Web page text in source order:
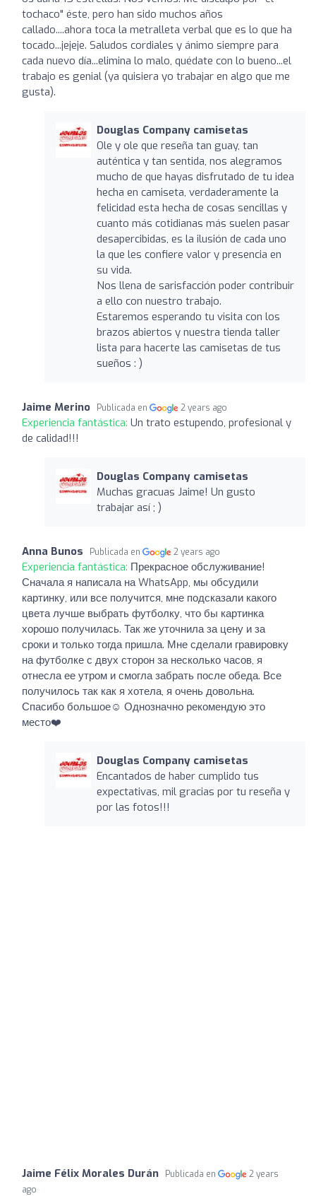
tochaco" éste, pero han sido muchos años
callado....ahora toca la metralleta verbal que es lo que ha
tocado...jejeje. Saludos cordiales y ánimo siempre para
cada nuevo día...elimina lo malo, quédate con lo bueno...el
trabajo es genial (ya quisiera yo trabajar en algo que me
gusta).
Douglas Company camisetas
Ole y ole que reseña tan guay, tan
auténtica y tan sentida, nos alegramos
mucho de que hayas disfrutado de tu idea
hecha en camiseta, verdaderamente la
felicidad esta hecha de cosas sencillas y
cuanto más cotidianas más suelen pasar
desapercibidas, es la ilusión de cada uno
la que les confiere valor y presencia en
su vida.
Nos llena de sarisfacción poder contribuir
a ello con nuestro trabajo.
Estaremos esperando tu visita con los
brazos abiertos y nuestra tienda taller
lista para hacerte las camisetas de tus
sueños : )
Jaime Merino Publicada en 2 years ago
Experiencia fantástica: Un trato estupendo, profesional y
de calidad!!!
Douglas Company camisetas
Muchas gracuas Jaime! Un gusto
trabajar así ; )
Anna Bunos Publicada en 2 years ago
Experiencia fantástica: Прекрасное обслуживание!
Сначала я написала на WhatsApp, мы обсудили
картинку, или все получится, мне подсказали какого
цвета лучше выбрать футболку, что бы картинка
хорошо получилась. Так же уточнила за цену и за
сроки и только тогда пришла. Мне сделали гравировку
на футболке с двух сторон за несколько часов, я
отнесла ее утром и смогла забрать после обеда. Все
получилось так как я хотела, я очень довольна.
Спасибо большое☺️ Однозначно рекомендую это
место❤️
Douglas Company camisetas
Encantados de haber cumplido tus
expectativas, mil gracias por tu reseña y
por las fotos!!!
Jaime Félix Morales Durán Publicada en
2 years
ago